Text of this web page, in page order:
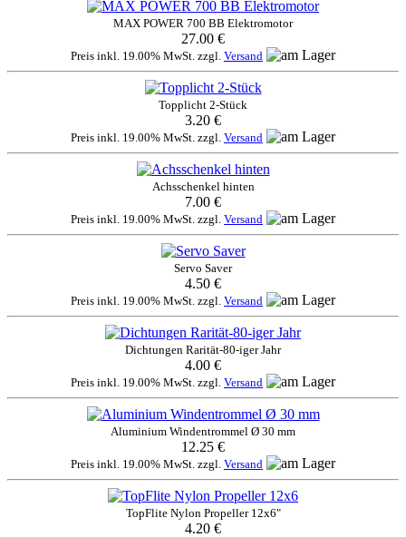
MAX POWER 700 BB Elektromotor
27.00 €
Preis inkl. 19.00% MwSt. zzgl. Versand
Topplicht 2-Stück
3.20 €
Preis inkl. 19.00% MwSt. zzgl. Versand
Achsschenkel hinten
7.00 €
Preis inkl. 19.00% MwSt. zzgl. Versand
Servo Saver
4.50 €
Preis inkl. 19.00% MwSt. zzgl. Versand
Dichtungen Rarität-80-iger Jahr
4.00 €
Preis inkl. 19.00% MwSt. zzgl. Versand
Aluminium Windentrommel Ø 30 mm
12.25 €
Preis inkl. 19.00% MwSt. zzgl. Versand
TopFlite Nylon Propeller 12x6"
4.20 €